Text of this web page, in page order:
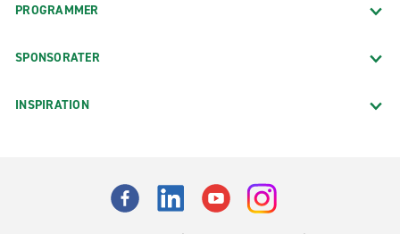
PROGRAMMER
SPONSORATER
INSPIRATION